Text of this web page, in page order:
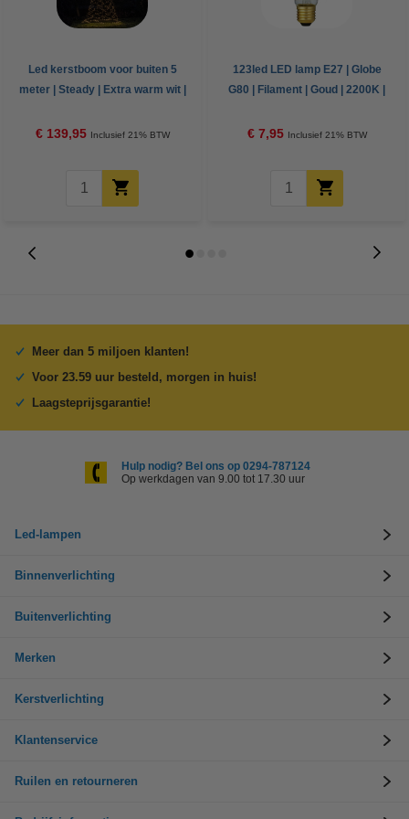
Led kerstboom voor buiten 5
meter | Steady | Extra warm wit |
€ 139,95 Inclusief 21% BTW
123led LED lamp E27 | Globe
G80 | Filament | Goud | 2200K |
€ 7,95 Inclusief 21% BTW
Meer dan 5 miljoen klanten!
Voor 23.59 uur besteld, morgen in huis!
Laagsteprijsgarantie!
Hulp nodig? Bel ons op 0294-787124
Op werkdagen van 9.00 tot 17.30 uur
Led-lampen
Binnenverlichting
Buitenverlichting
Merken
Kerstverlichting
Klantenservice
Ruilen en retourneren